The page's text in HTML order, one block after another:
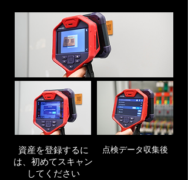
資産を登録するに
は、初めてスキャン
してください
点検データ収集後